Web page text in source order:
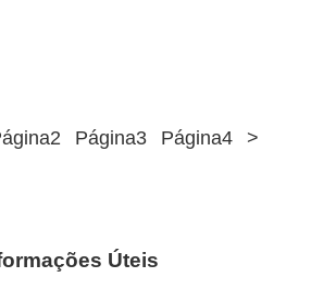
2 Página3 Página4 >
Úteis